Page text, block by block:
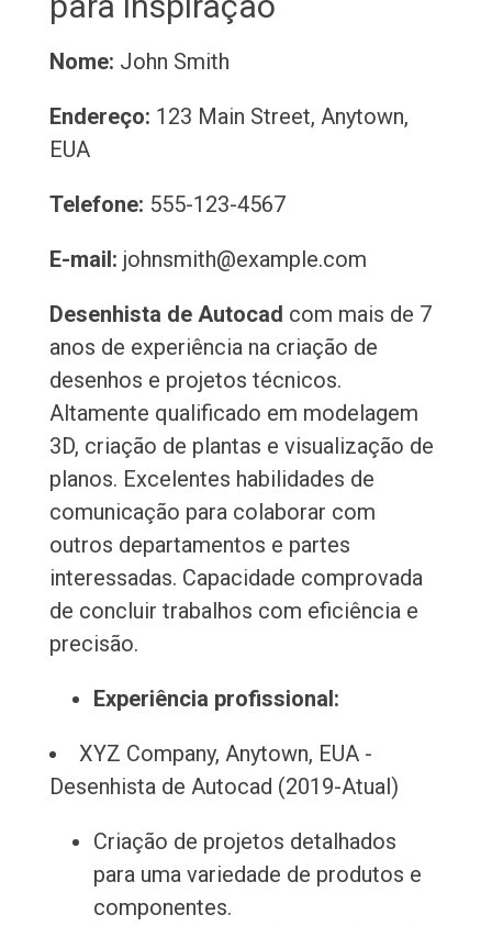
Nome: John Smith
Endereço: 123 Main Street, Anytown,
EUA
Telefone: 555-123-4567
E-mail: johnsmith@example.com
Desenhista de Autocad com mais de 7
anos de experiência na criação de
desenhos e projetos técnicos.
Altamente qualificado em modelagem
3D, criação de plantas e visualização de
planos. Excelentes habilidades de
comunicação para colaborar com
outros departamentos e partes
interessadas. Capacidade comprovada
de concluir trabalhos com eficiência e
precisão.
Experiência profissional:
XYZ Company, Anytown, EUA -
Desenhista de Autocad (2019-Atual)
Criação de projetos detalhados
para uma variedade de produtos e
componentes.